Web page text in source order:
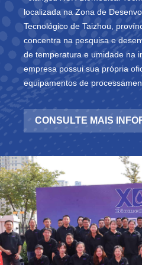
localizada na Zona de
Tecnológico de Taizhou,
concentra na pesquisa e
de temperatura e umidade na
empresa possui sua própria
equipamentos de
laboratório de depuração de
aprovado Certificação do
ISO9001:2015 e Certificação
de produção
refrigeradores médicos,
câmaras de armazenamento
uso médico, câmaras de teste
câmaras de teste de
câmaras de teste de
câmaras de temperatura e
secagem, incubadoras e alta
O XCH Biomedical as
CONSULTE MAIS